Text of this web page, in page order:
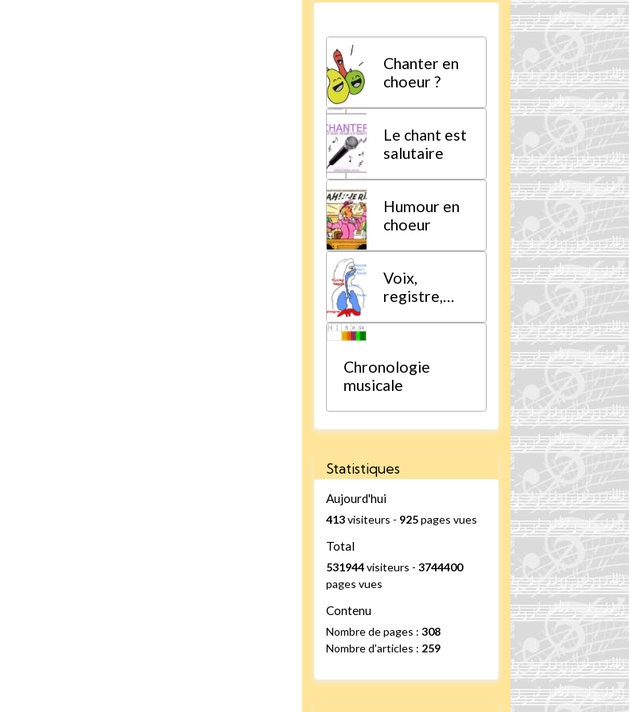
Chanter en
choeur ?
Le chant est
salutaire
Humour en
choeur
Voix,
registre,
Chronologie
musicale
Statistiques
Aujourd'hui
413visiteurs - 925pages vues
Total
531944visiteurs -3744400
pages vues
Contenu
Nombre de pages :308
Nombre d'articles : 259